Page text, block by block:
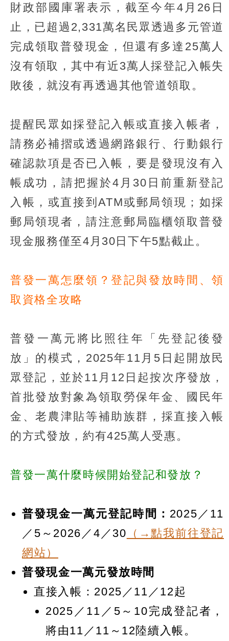
財政部國庫署表示，截至今年4月26日
止，已超過2,331萬名民眾透過多元管道
完成領取普發現金，但還有多達25萬人
沒有領取，其中有近3萬人採登記入帳失
敗後，就沒有再透過其他管道領取。
提醒民眾如採登記入帳或直接入帳者，
請務必補摺或透過網路銀行、行動銀行
確認款項是否已入帳，要是發現沒有入
帳成功，請把握於4月30日前重新登記
入帳，或直接到ATM或郵局領現；如採
郵局領現者，請注意郵局臨櫃領取普發
現金服務僅至4月30日下午5點截止。
普發一萬怎麼領？登記與發放時間、領
取資格全攻略
普發一萬元將比照往年「先登記後發
放」的模式，2025年11月5日起開放民
眾登記，並於11月12日起按次序發放，
首批發放對象為領取勞保年金、國民年
金、老農津貼等補助族群，採直接入帳
的方式發放，約有425萬人受惠。
普發一萬什麼時候開始登記和發放？
普發現金一萬元登記時間： 2025／11
／5～2026／4／30 （→點我前往登記
網站）
普發現金一萬元發放時間
直接入帳：2025／11／12起
2025／11／5～10完成登記者，
將由11／11～12陸續入帳。